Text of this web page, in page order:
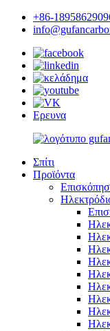
+86-
Ερευνα
Σπίτι
Προϊόντα